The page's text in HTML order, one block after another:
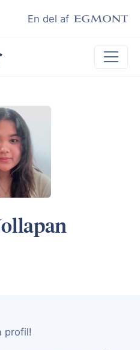
En del af
profil!